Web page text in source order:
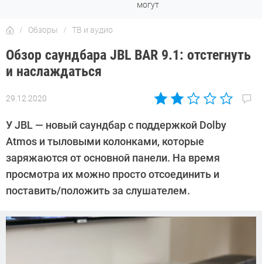
Обзоры ТВ и аудио
Обзор саундбара JBL BAR 9.1: отстегнуть
и наслаждаться
29.12.2020
Автор:
У JBL — новый саундбар с поддержкой Dolby
Atmos и тыловыми колонками, которые
заряжаются от основной панели. На время
просмотра их можно просто отсоединить и
поставить/положить за слушателем.